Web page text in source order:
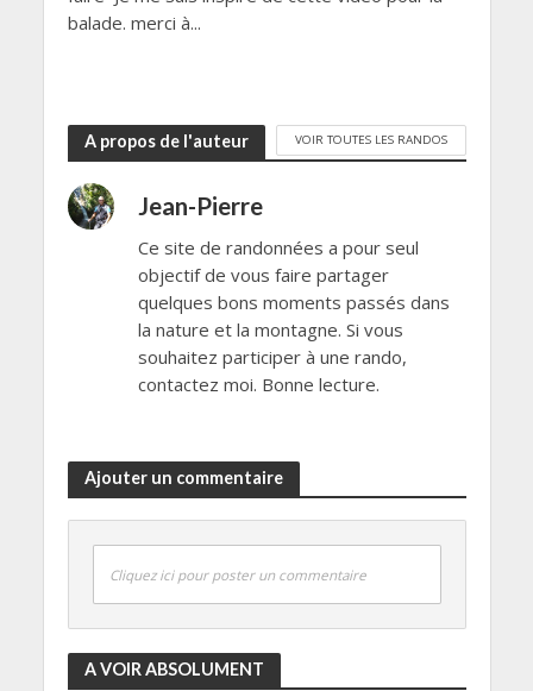
balade. merci à...
A propos de l'auteur VOIR TOUTES LES RANDOS
Jean-Pierre
Ce site de randonnées a pour seul
objectif de vous faire partager
quelques bons moments passés dans
la nature et la montagne. Si vous
souhaitez participer à une rando,
contactez moi. Bonne lecture.
Ajouter un commentaire
Cliquez ici pour poster un commentaire
A VOIR ABSOLUMENT